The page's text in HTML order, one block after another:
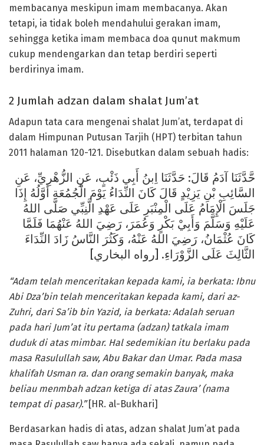
membacanya meskipun imam membacanya. Akan
tetapi, ia tidak boleh mendahului gerakan imam,
sehingga ketika imam membaca doa qunut makmum
cukup mendengarkan dan tetap berdiri seperti
berdirinya imam.
2 Jumlah adzan dalam shalat Jum’at
Adapun tata cara mengenai shalat Jum’at, terdapat di
dalam Himpunan Putusan Tarjih (HPT) terbitan tahun
2011 halaman 120-121. Disebutkan dalam sebuah hadis:
حَّدَّثَنَا آدَمُ قَالَ: حَدَّثَنَا اِبنُ أَبِي ذَئْبٍ، عَنِ الزُّهْرِيِّ، عَنِ
السَّائِبِ بْنِ يَزِيْدٍ قَالَ كَانَ النِّدَاءُ يَوْمَ الْجُمُعَةِ أَوَّلُهُ إِذَا
جَلَسَ الْإِمَامُ عَلَى الْمِنْبَرِ عَلَى عَهْدِ الَّنِبِّي صَلَّى اللهُ
عَلَيْهِ وَسَلَّمَ وَأَبِيْ بَكْرٍ وَعُمَرَ، رَضِيَ اللهُ عَنْهُمَا فَلَمَّا
كَانَ عُثْمَانُ، رَضِيَ اللهُ عَنْهُ، وَكَثُرَ النَّاسُ زَادَ النِّدَاءَ
الثَّالِثَ عَلَى الزَّوْرَاءِ. [رواه البخاري]
“Adam telah menceritakan kepada kami, ia berkata: Ibnu
Abi Dza’bin telah menceritakan kepada kami, dari az-
Zuhri, dari Sa’ib bin Yazid, ia berkata: Adalah seruan
pada hari Jum’at itu pertama (adzan) tatkala imam
duduk di atas mimbar. Hal sedemikian itu berlaku pada
masa Rasulullah saw, Abu Bakar dan Umar. Pada masa
khalifah Usman ra. dan orang semakin banyak, maka
beliau menmbah adzan ketiga di atas Zaura’ (nama
tempat di pasar).” [HR. al-Bukhari]
Berdasarkan hadis di atas, adzan shalat Jum’at pada